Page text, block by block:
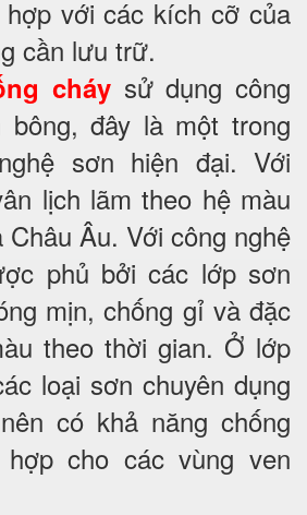
với các kích cỡ của
cần lưu trữ.
cháysử dụng công
bông, đây là một trong
sơn hiện đại. Với
lịch lãm theo hệ màu
Âu. Với công nghệ
phủ bởi các lớp sơn
mịn, chống gỉ và đặc
theo thời gian. Ở lớp
loại sơn chuyên dụng
có khả năng chống
cho các vùng ven